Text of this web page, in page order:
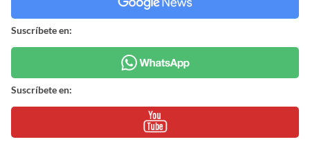
Suscríbete en:
Suscríbete en: